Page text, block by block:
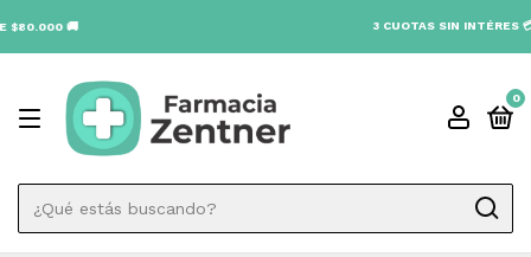
🚚 3 CUOTAS SIN INTÉRES 💳
0